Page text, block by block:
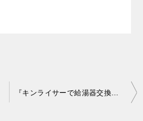
『キンライサーで給湯器交換をしました』レビュー記事